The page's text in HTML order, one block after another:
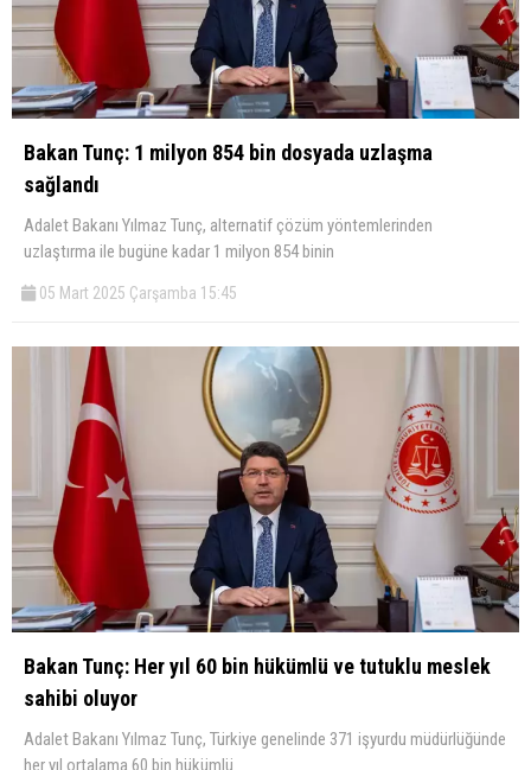
Bakan Tunç: 1 milyon 854 bin dosyada uzlaşma
sağlandı
Adalet Bakanı Yılmaz Tunç, alternatif çözüm yöntemlerinden
uzlaştırma ile bugüne kadar 1 milyon 854 binin
05 Mart 2025 Çarşamba 15:45
Bakan Tunç: Her yıl 60 bin hükümlü ve tutuklu meslek
sahibi oluyor
Adalet Bakanı Yılmaz Tunç, Türkiye genelinde 371 işyurdu müdürlüğünde
her yıl ortalama 60 bin hükümlü